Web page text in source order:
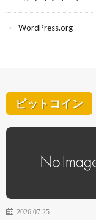
WordPress.org
ビットコイン
2026.07.25